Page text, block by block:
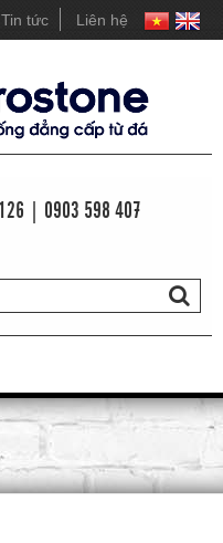
Tin tức Liên hệ
| 0903 598 407